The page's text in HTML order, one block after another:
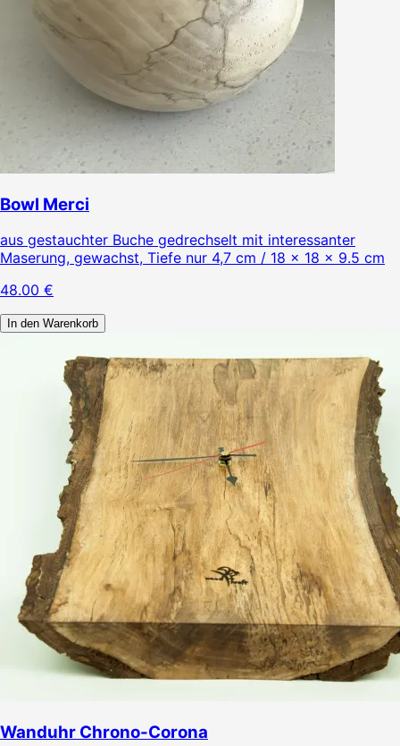
Bowl Merci
aus gestauchter Buche gedrechselt mit interessanter
Maserung, gewachst, Tiefe nur 4,7 cm / 18 × 18 × 9.5 cm
48.00 €
In den Warenkorb
Wanduhr Chrono-Corona